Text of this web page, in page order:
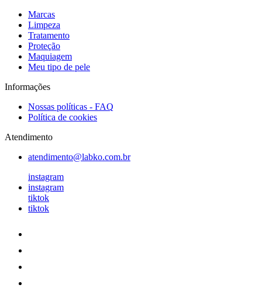
Marcas
Limpeza
Tratamento
Proteção
Maquiagem
Meu tipo de pele
Informações
Nossas políticas - FAQ
Política de cookies
Atendimento
atendimento@labko.com.br
instagram
instagram
tiktok
tiktok